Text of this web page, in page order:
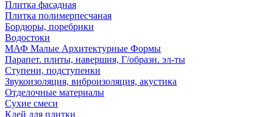
Плитка фасадная
Плитка полимерпесчаная
Бордюры, поребрики
Водостоки
МАФ Малые Архитектурные Формы
Парапет. плиты, навершия, Г/образн. эл-ты
Ступени, подступенки
Звукоизоляция, виброизоляция, акустика
Отделочные материалы
Сухие смеси
Клей для плитки